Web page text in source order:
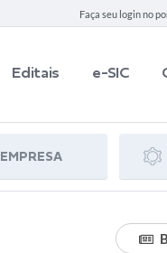
Faça seu login no
Editais e-SIC
EMPRESA